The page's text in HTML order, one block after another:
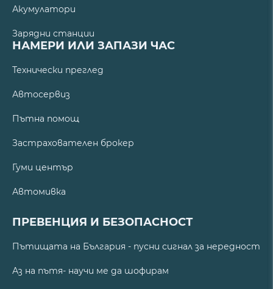
Акумулатори
Зарядни станции
НАМЕРИ ИЛИ ЗАПАЗИ ЧАС
Технически преглед
Автосервиз
Пътна помощ
Застрахователен брокер
Гуми център
Автомивка
ПРЕВЕНЦИЯ И БЕЗОПАСНОСТ
Пътищата на България - пусни сигнал за нередност
Аз на пътя- научи ме да шофирам